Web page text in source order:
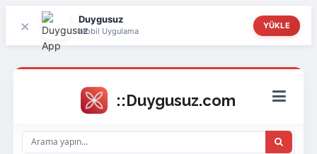
× Duygusuz
Mobil Uygulama
YÜKLE